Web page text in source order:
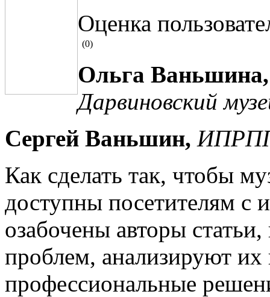
Оценка
(0)
Ольга Ваньшина,
Дарвиновский
Сергей Ваньшин,
Как сделать так, чтобы
доступны посетителям с
озабочены авторы
проблем, анализируют их
профессиональные